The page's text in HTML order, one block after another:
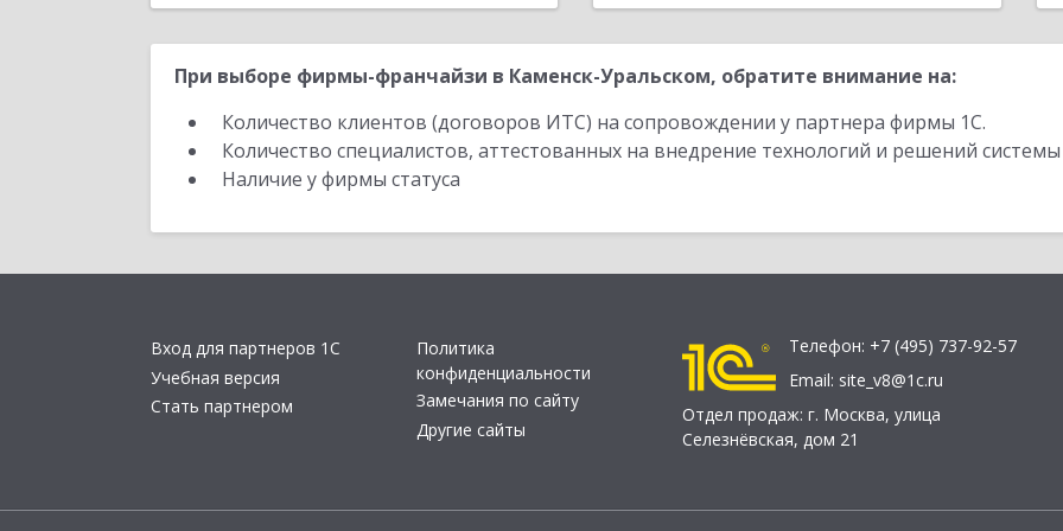
При выборе фирмы-франчайзи в Каменск-Уральском, обратите внимание на:
Количество клиентов (договоров ИТС) на сопровождении у партнера фирмы 1С.
Количество специалистов, аттестованных на внедрение технологий и решений
Наличие у фирмы статуса
Вход для партнеров 1С
Учебная версия
Стать партнером
Политика
конфиденциальности
Замечания по сайту
Другие сайты
Телефон: +7 (495) 737-92-57
Email: site_v8@1c.ru
Отдел продаж: г. Москва, улица
Селезнёвская, дом 21